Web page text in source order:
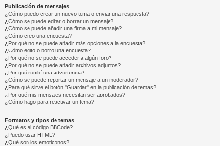
Publicación de mensajes
¿Cómo puedo crear un nuevo tema o enviar una respuesta?
¿Cómo se puede editar o borrar un mensaje?
¿Cómo se puede añadir una firma a mi mensaje?
¿Cómo creo una encuesta?
¿Por qué no se puede añadir más opciones a la encuesta?
¿Cómo edito o borro una encuesta?
¿Por qué no se puede acceder a algún foro?
¿Por qué no se puede añadir archivos adjuntos?
¿Por qué recibí una advertencia?
¿Cómo se puede reportar un mensaje a un moderador?
¿Para qué sirve el botón "Guardar" en la publicación de temas?
¿Por qué mis mensajes necesitan ser aprobados?
¿Cómo hago para reactivar un tema?
Formatos y tipos de temas
¿Qué es el código BBCode?
¿Puedo usar HTML?
¿Qué son los emoticonos?